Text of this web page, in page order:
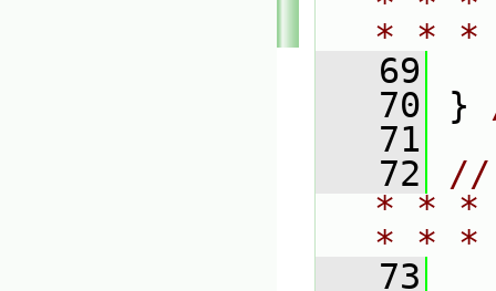
* *
   69
   70
}
   71
   72
//
* * *
* *
   73